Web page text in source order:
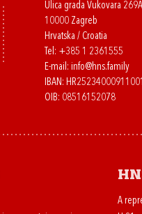
Ulica grada Vukovara 269A
10000 Zagreb
Hrvatska / Croatia
Tel: +385 1 2361555
E-mail: info@hns.family
IBAN:
OIB: 08516152078
A